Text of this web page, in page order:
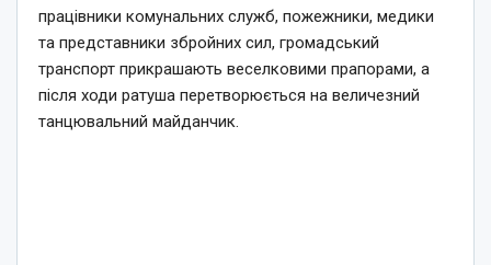
працівники комунальних служб, пожежники, медики
та представники збройних сил, громадський
транспорт прикрашають веселковими прапорами, а
після ходи ратуша перетворюється на величезний
танцювальний майданчик.